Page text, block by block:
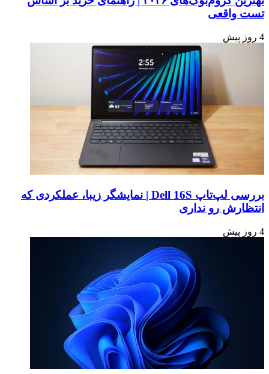
تست واقعی
4 روز پیش
بررسی لپ‌تاپ Dell 16S | نمایشگر زیبا، عملکردی که
انتظارش رو نداری
4 روز پیش